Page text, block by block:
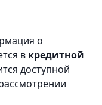
о
в кредитной
доступной